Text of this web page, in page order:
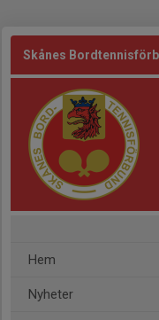
Skånes
Hem
Nyheter